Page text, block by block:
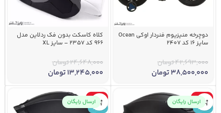
دوچرخه منیزیوم فنردار اوکی Ocean
سایز 16 کد 2407
42,693,000تومان
38,500,000تومان
کلاه کاسکت بدون فک ردلاین مدل
966 کد 2357 – سایز XL
24,648,000تومان
13,245,000تومان
-42%
جدید
ارسال رایگان
-40%
جدید
ارسال رایگان